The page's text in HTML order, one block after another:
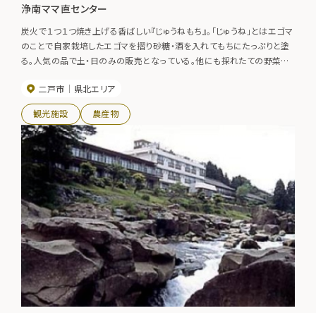
浄南ママ直センター
炭火で１つ１つ焼き上げる香ばしい『じゅうねもち』。「じゅうね」とはエゴマ
のことで自家栽培したエゴマを摺り砂糖・酒を入れてもちにたっぷりと塗
る。人気の品で土・日のみの販売となっている。他にも採れたての野菜な
二戸市
県北エリア
観光施設 農産物